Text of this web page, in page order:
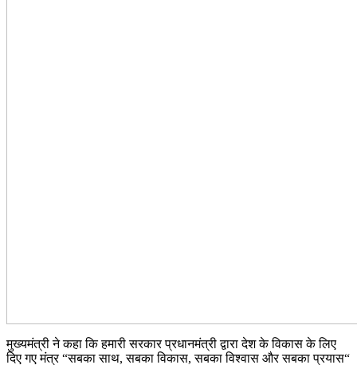
मुख्यमंत्री ने कहा कि हमारी सरकार प्रधानमंत्री द्वारा देश के विकास के लिए
दिए गए मंत्र “सबका साथ, सबका विकास, सबका विश्वास और सबका प्रयास“